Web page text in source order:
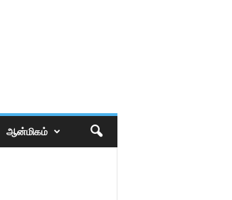
ஆன்மிகம்